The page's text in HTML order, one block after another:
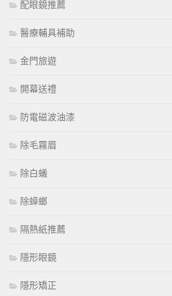
配眼鏡推薦
醫療輔具補助
金門旅遊
開幕送禮
防電磁波油漆
除毛霧眉
除白蟻
除蟑螂
隔熱紙推薦
隱形眼鏡
隱形矯正